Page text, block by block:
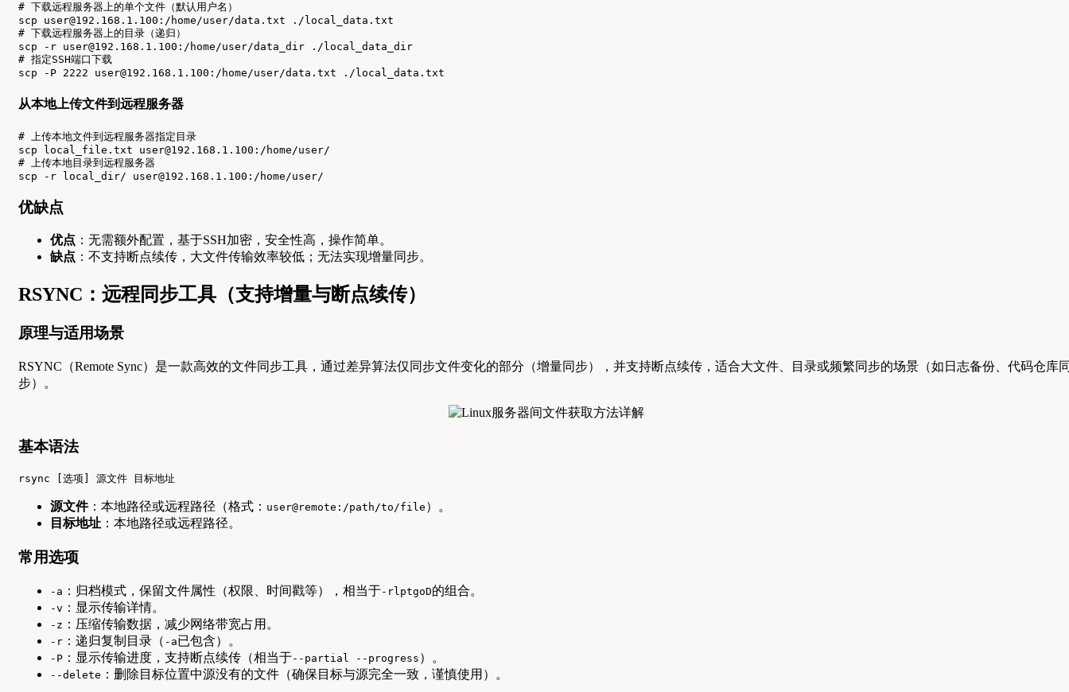
# 下载远程服务器上的单个文件（默认用户名）
scp user@192.168.1.100:/home/user/data.txt ./local_data.txt
# 下载远程服务器上的目录（递归）
scp -r user@192.168.1.100:/home/user/data_dir ./local_data_dir
# 指定SSH端口下载
scp -P 2222 user@192.168.1.100:/home/user/data.txt ./local_data.txt
从本地上传文件到远程服务器
# 上传本地文件到远程服务器指定目录
scp local_file.txt user@192.168.1.100:/home/user/
# 上传本地目录到远程服务器
scp -r local_dir/ user@192.168.1.100:/home/user/
优缺点
优点 ：无需额外配置，基于SSH加密，安全性高，操作简单。
缺点 ：不支持断点续传，大文件传输效率较低；无法实现增量同步。
RSYNC：远程同步工具（支持增量与断点续传）
原理与适用场景
RSYNC（Remote Sync）是一款高效的文件同步工具，通过差异算法仅同步文件变化的部分（增量同步），并支持断点续传，适合大文件、目录或频繁同步的场景（如日志备份、代码仓库
步）。
基本语法
rsync [选项] 源文件 目标地址
源文件：本地路径或远程路径（格式： user@remote:/path/to/file ）。
目标地址 ：本地路径或远程路径。
常用选项
-a ：归档模式，保留文件属性（权限、时间戳等），相当于-rlptgoD的组合。
-v ：显示传输详情。
-z ：压缩传输数据，减少网络带宽占用。
-r ：递归复制目录（ -a已包含）。
-P ：显示传输进度，支持断点续传（相当于--partial --progress ）。
--delete ：删除目标位置中源没有的文件（确保目标与源完全一致，谨慎使用）。